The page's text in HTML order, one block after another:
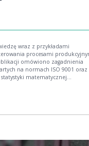
wraz z przykładami
procesami
omówiono zagadnienia
na normach ISO 9001 oraz
matematycznej